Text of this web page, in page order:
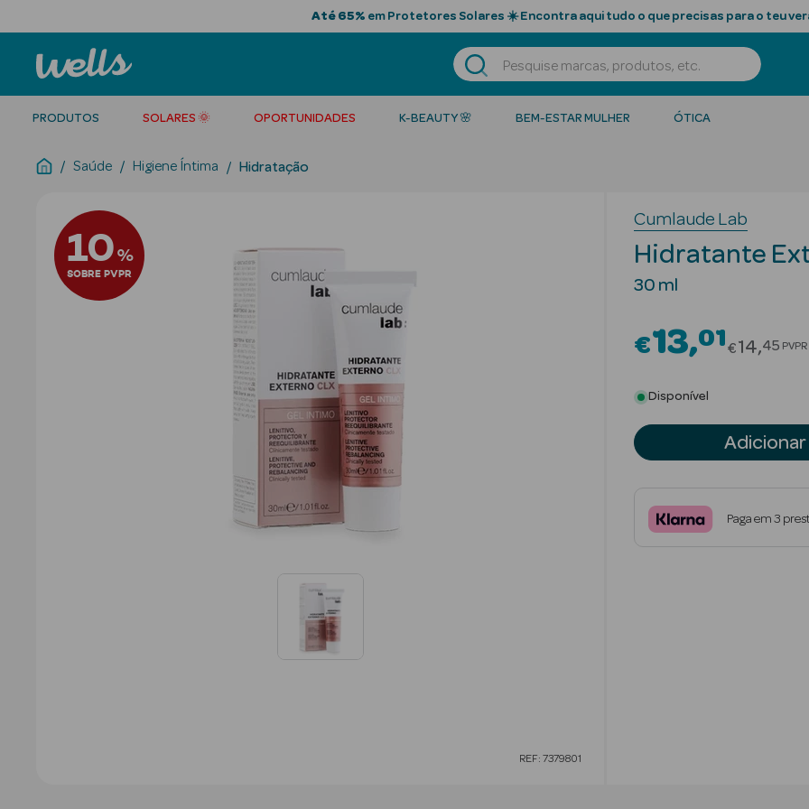
Até 65% em Protetores Solares ☀️ Encontra aqui tudo o que precisas para o teu
PRODUTOS SOLARES 🌞 OPORTUNIDADES K-BEAUTY 🌸 BEM-ESTAR MULHER ÓTICA
Saúde Higiene Íntima Hidratação
10%
SOBRE PVPR
REF: 7379801
Cumlaude Lab
Hidratante
30 ml
€13 01Price
€14 45 PVPR
Disponível
Adicionar
Paga em 3